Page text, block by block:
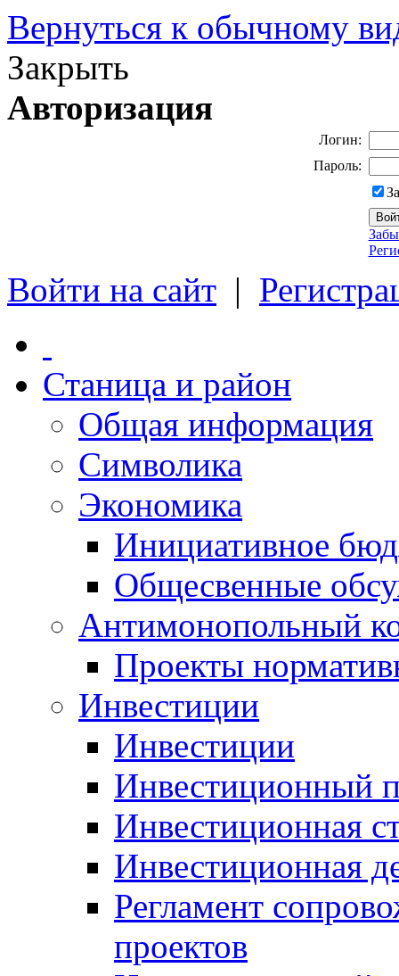
Вернуться к обычному
Закрыть
Авторизация
Логин:
Пароль:
Войти на сайт |
Станица и район
Общая информация
Символика
Экономика
Инициативное
Общесвенные
Антимонопольный
Проекты
Инвестиции
Инвестиции
Инвестиционный
Инвестиционная
Инвестиционная
Регламент
проектов